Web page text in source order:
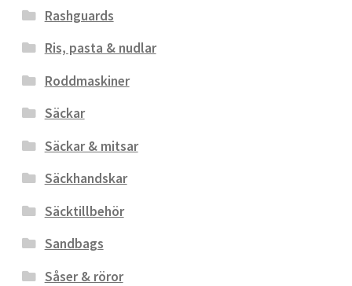
Rashguards
Ris, pasta & nudlar
Roddmaskiner
Säckar
Säckar & mitsar
Säckhandskar
Säcktillbehör
Sandbags
Såser & röror